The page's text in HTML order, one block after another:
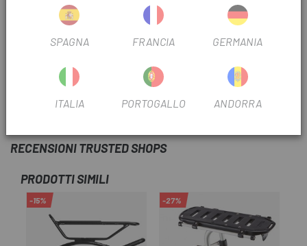
. Caratteristiche aggiuntive: Morsetto per riflettore
anteriore, supporto per luce posteriore
. TetraRack non è consigliato per forcelle e foderi in
carbonio.
RECENSIONI TRUSTED SHOPS
PRODOTTI SIMILI
-15% -27%
SPAGNA FRANCIA GERMANIA
ITALIA PORTOGALLO ANDORRA